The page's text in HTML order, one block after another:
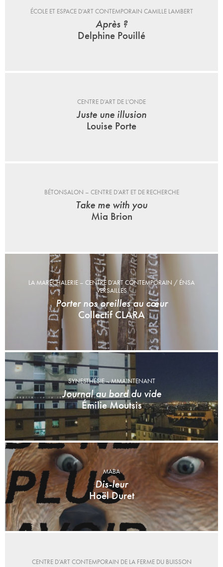
ÉCOLE ET ESPACE D’ART CONTEMPORAIN CAMILLE LAMBERT
Après ?
Delphine Pouillé
CENTRE D’ART DE L’ONDE
Juste une illusion
Louise Porte
BÉTONSALON – CENTRE D’ART ET DE RECHERCHE
Take me with you
Mia Brion
LA MARÉCHALERIE – CENTRE D’ART CONTEMPORAIN / ÉNSA
VERSAILLES
Porter nos oreilles au cœur
Collectif CLARA
SYNESTHÉSIE ¬ MMAINTENANT
Journal au bord du vide
Émilie Moutsis
MABA
Dis-leur
Hoël Duret
CENTRE D’ART CONTEMPORAIN DE LA FERME DU BUISSON